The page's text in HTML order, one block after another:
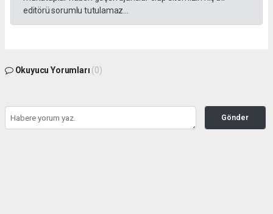
editörü sorumlu tutulamaz...
Okuyucu Yorumları (0)
Gönder